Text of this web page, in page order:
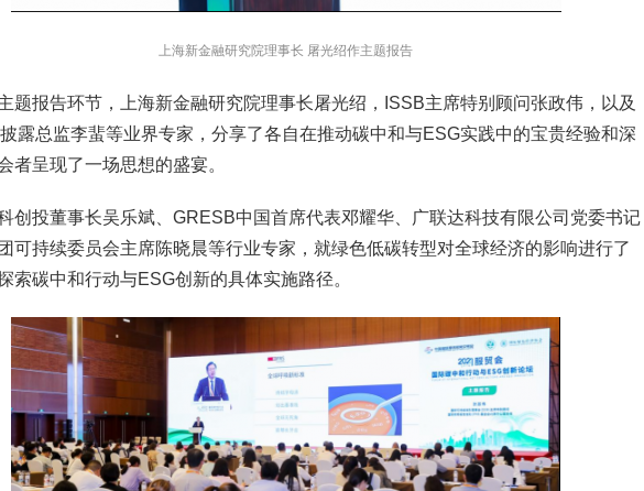
上海新金融研究院理事长 屠光绍作主题报告
题报告环节，上海新金融研究院理事长屠光绍，ISSB主席特别顾问张政伟，以及
露总监李蜚等业界专家，分享了各自在推动碳中和与ESG实践中的宝贵经验和深
者呈现了一场思想的盛宴。
创投董事长吴乐斌、GRESB中国首席代表邓耀华、广联达科技有限公司党委书记
可持续委员会主席陈晓晨等行业专家，就绿色低碳转型对全球经济的影响进行了
索碳中和行动与ESG创新的具体实施路径。